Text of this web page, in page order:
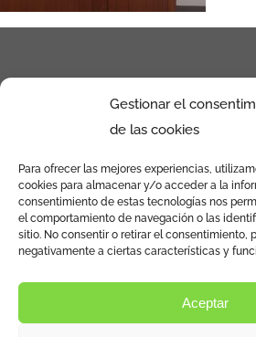
Gestionar el
de las cookies
Para ofrecer las mejores experiencias,
cookies para almacenar y/o acceder a la
consentimiento de estas tecnologías nos
el comportamiento de navegación o las
sitio. No consentir o retirar el consentimiento,
negativamente a ciertas características y
Aceptar
Calle de la Povedilla Nº13
Madrid
Aviso Legal y política de
Política de cookies